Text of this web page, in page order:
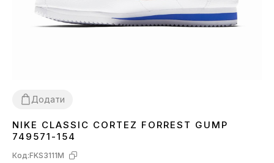
Додати
3738
NIKE CLASSIC CORTEZ FORREST GUMP
749571-154
Код:FKS3111M